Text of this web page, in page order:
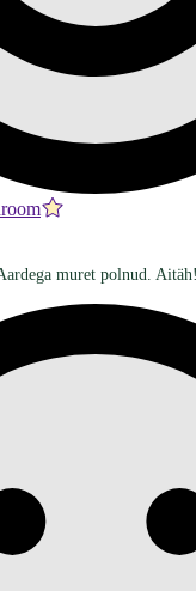
muret polnud. Aitäh!